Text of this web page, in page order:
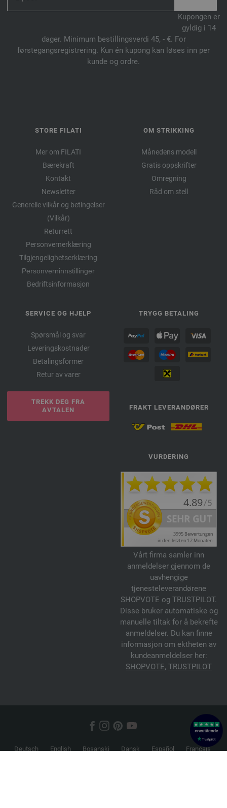
Kupongen er
gyldig i 14
dager. Minimum bestillingsverdi 45, - €. For
førstegangsregistrering. Kun én kupong kan løses inn per
kunde og ordre.
STORE FILATI
Mer om FILATI
Bærekraft
Kontakt
Newsletter
Generelle vilkår og betingelser
(Vilkår)
Returrett
Personvernerklæring
Tilgjengelighetserklæring
Personverninnstillinger
Bedriftsinformasjon
OM STRIKKING
Månedens modell
Gratis oppskrifter
Omregning
Råd om stell
SERVICE OG HJELP
Spørsmål og svar
Leveringskostnader
Betalingsformer
Retur av varer
TREKK DEG FRA
AVTALEN
TRYGG BETALING
FRAKT LEVERANDØRER
VURDERING
Vårt firma samler inn
anmeldelser gjennom de
uavhengige
tjenesteleverandørene
SHOPVOTE og TRUSTPILOT.
Disse bruker automatiske og
manuelle tiltak for å bekrefte
anmeldelser. Du kan finne
informasjon om ektheten av
kundeanmeldelser her:
SHOPVOTE, TRUSTPILOT
Deutsch English Bosanski Dansk Español
Français